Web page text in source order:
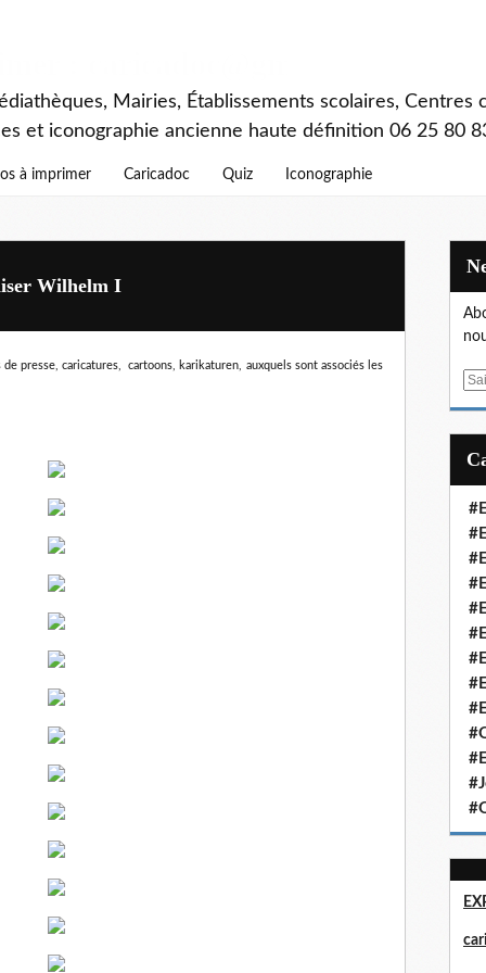
Mairies, Établissements scolaires, Centres
et iconographie ancienne haute définition 06 25 80
à imprimer Caricadoc Quiz Iconographie
Wilhelm I
presse, caricatures, cartoons, karikaturen, auxquels sont associés les
E